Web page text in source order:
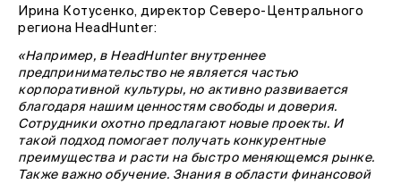
Ирина Котусенко, директор Северо-Центрального
региона HeadHunter:
«Например, в HeadHunter внутреннее
предпринимательство не является частью
корпоративной культуры, но активно развивается
благодаря нашим ценностям свободы и доверия.
Сотрудники охотно предлагают новые проекты. И
такой подход помогает получать конкурентные
преимущества и расти на быстро меняющемся рынке.
Также важно обучение. Знания в области финансовой